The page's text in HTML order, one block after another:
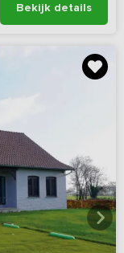
Bekijk details